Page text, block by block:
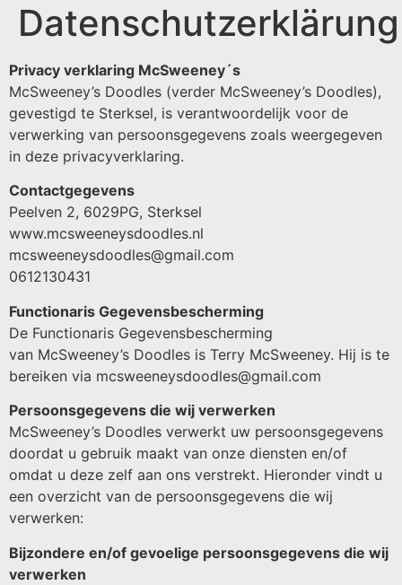
Datenschutzerklärung
Privacy verklaring McSweeney´s
McSweeney’s Doodles (verder McSweeney’s Doodles),
gevestigd te Sterksel, is verantwoordelijk voor de
verwerking van persoonsgegevens zoals weergegeven
in deze privacyverklaring.
Contactgegevens
Peelven 2, 6029PG, Sterksel
www.mcsweeneysdoodles.nl
mcsweeneysdoodles@gmail.com
0612130431
Functionaris Gegevensbescherming
De Functionaris Gegevensbescherming
van McSweeney’s Doodles is Terry McSweeney. Hij is te
bereiken via mcsweeneysdoodles@gmail.com
Persoonsgegevens die wij verwerken
McSweeney’s Doodles verwerkt uw persoonsgegevens
doordat u gebruik maakt van onze diensten en/of
omdat u deze zelf aan ons verstrekt. Hieronder vindt u
een overzicht van de persoonsgegevens die wij
verwerken:
Bijzondere en/of gevoelige persoonsgegevens die wij
verwerken